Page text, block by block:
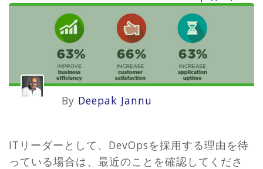
By Deepak Jannu
ITリーダーとして、DevOpsを採用する理由を待
っている場合は、最近のことを確認してくださ